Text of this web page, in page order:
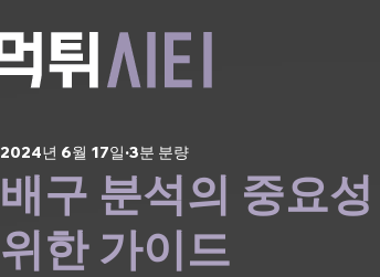
배구 분석의 중요
위한 가이드
2024년 6월 17일 3분 분량